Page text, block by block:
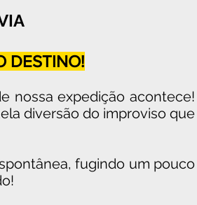
DESTINO!
nossa expedição acontece!
diversão do improviso que
fugindo um pouco